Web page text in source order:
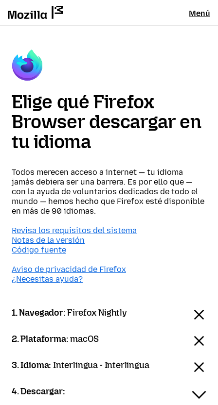
Menú
Elige qué Firefox
Browser descargar en
tu idioma
Todos merecen acceso a internet — tu idioma
jamás debiera ser una barrera. Es por ello que —
con la ayuda de voluntarios dedicados de todo el
mundo — hemos hecho que Firefox esté disponible
en más de 90 idiomas.
Revisa los requisitos del sistema
Notas de la versión
Código fuente
Aviso de privacidad de Firefox
¿Necesitas ayuda?
1. Navegador:Firefox Nightly
2. Plataforma:macOS
3. Idioma:Interlingua - Interlingua
4. Descargar: